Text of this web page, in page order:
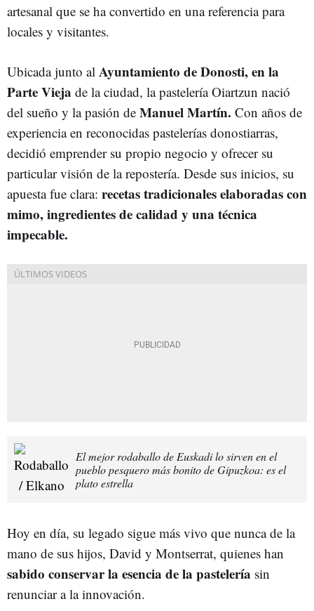
artesanal que se ha convertido en una referencia para
locales y visitantes.
Ubicada junto al Ayuntamiento de Donosti, en la
Parte Vieja de la ciudad, la pastelería Oiartzun nació
del sueño y la pasión de Manuel Martín. Con años de
experiencia en reconocidas pastelerías donostiarras,
decidió emprender su propio negocio y ofrecer su
particular visión de la repostería. Desde sus inicios, su
apuesta fue clara: recetas tradicionales elaboradas con
mimo, ingredientes de calidad y una técnica
impecable.
El mejor rodaballo de Euskadi lo sirven en el
pueblo pesquero más bonito de Gipuzkoa: es el
plato estrella
Hoy en día, su legado sigue más vivo que nunca de la
mano de sus hijos, David y Montserrat, quienes han
sabido conservar la esencia de la pastelería sin
renunciar a la innovación.